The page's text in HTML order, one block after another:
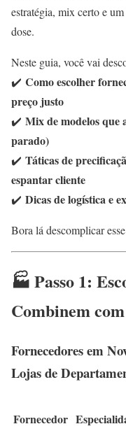
estratégia, mix certo e
dose.
Neste guia, você vai
✔️ Como escolher
preço justo
✔️ Mix de modelos que
parado)
✔️ Táticas de
espantar cliente
✔️ Dicas de logística e
Bora lá descomplicar
🏭 Passo 1:
Combinem
Fornecedores em
Lojas de
Fornecedor